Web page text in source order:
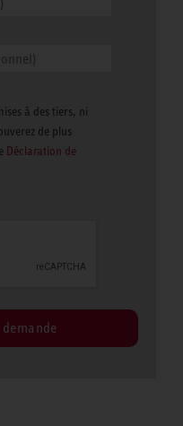
à des tiers, ni
de plus
Déclaration de